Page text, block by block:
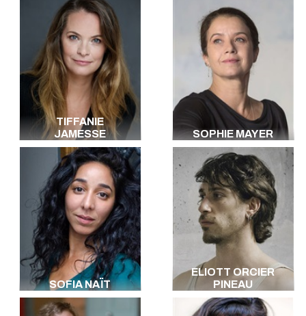
TIFFANIE
JAMESSE
SOPHIE MAYER
SOFIA NAÏT
ELIOTT ORCIER
PINEAU